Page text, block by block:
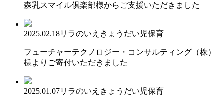
森乳スマイル倶楽部様からご支援いただきました
2025.02.18リラのいえ きょうだい児保育
フューチャーテクノロジー・コンサルティング（株）
様よりご寄付いただきました
2025.01.07リラのいえ きょうだい児保育